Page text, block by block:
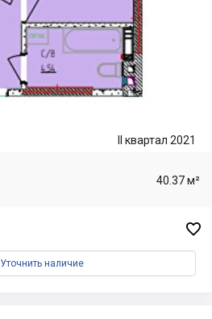
II квартал 2021
40.37 м²

Уточнить наличие